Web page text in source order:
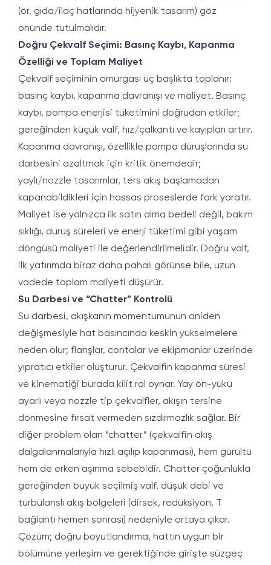
(ör. gıda/ilaç hatlarında hijyenik tasarım) göz
önünde tutulmalıdır.
Doğru Çekvalf Seçimi: Basınç Kaybı, Kapanma
Özelliği ve Toplam Maliyet
Çekvalf seçiminin omurgası üç başlıkta toplanır:
basınç kaybı, kapanma davranışı ve maliyet. Basınç
kaybı, pompa enerjisi tüketimini doğrudan etkiler;
gereğinden küçük valf, hız/çalkantı ve kayıpları artırır.
Kapanma davranışı, özellikle pompa duruşlarında su
darbesini azaltmak için kritik önemdedir;
yaylı/nozzle tasarımlar, ters akış başlamadan
kapanabildikleri için hassas proseslerde fark yaratır.
Maliyet ise yalnızca ilk satın alma bedeli değil, bakım
sıklığı, duruş süreleri ve enerji tüketimi gibi yaşam
döngüsü maliyeti ile değerlendirilmelidir. Doğru valf,
ilk yatırımda biraz daha pahalı görünse bile, uzun
vadede toplam maliyeti düşürür.
Su Darbesi ve “Chatter” Kontrolü
Su darbesi, akışkanın momentumunun aniden
değişmesiyle hat basıncında keskin yükselmelere
neden olur; flanşlar, contalar ve ekipmanlar üzerinde
yıpratıcı etkiler oluşturur. Çekvalfin kapanma süresi
ve kinematiği burada kilit rol oynar. Yay ön-yükü
ayarlı veya nozzle tip çekvalfler, akışın tersine
dönmesine fırsat vermeden sızdırmazlık sağlar. Bir
diğer problem olan “chatter” (çekvalfin akış
dalgalanmalarıyla hızlı açılıp kapanması), hem gürültü
hem de erken aşınma sebebidir. Chatter çoğunlukla
gereğinden büyük seçilmiş valf, düşük debi ve
türbülanslı akış bölgeleri (dirsek, redüksiyon, T
bağlantı hemen sonrası) nedeniyle ortaya çıkar.
Çözüm; doğru boyutlandırma, hattın uygun bir
bölümüne yerleşim ve gerektiğinde girişte süzgeç